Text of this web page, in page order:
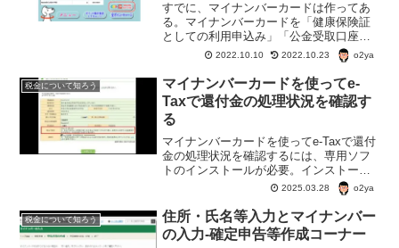
すでに、マイナンバーカードは作ってあ
る。マイナンバーカードを「健康保険証
としての利用申込み」「公金受取口座の
登録申込み」して、WAONポイントでマ
イナポイントを受け取りたい。こんな場
合、どうやって登録してマイナポイント
を受け取る？
2022.10.10 2022.10.23 o2ya
税金について知ろう
マイナンバーカードを使ってe-
Taxで還付金の処理状況を確認す
る
マイナンバーカードを使ってe-Taxで還付
金の処理状況を確認するには、専用ソフ
トのインストールが必要。インストール
していなかったり、古かったりすると、
ログインできない。今回はソフトのイン
ストールから、還付金の処理状況確認ま
で図入りでご説明。
2025.03.28 o2ya
税金について知ろう
住所・氏名等入力とマイナンバー
の入力-確定申告等作成コーナー